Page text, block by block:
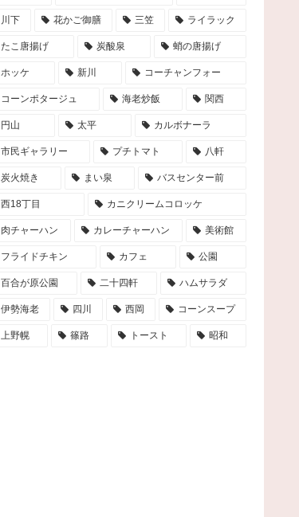
川下 花かご御膳 三笠 ライラック
たこ唐揚げ 炭酸泉 蛸の唐揚げ
ホッケ 新川 コーチャンフォー
コーンポタージュ 海老炒飯 関西
円山 太平 カルボナーラ
市民ギャラリー プチトマト 八軒
炭火焼き まい泉 バスセンター前
西18丁目 カニクリームコロッケ
肉チャーハン カレーチャーハン 美術館
フライドチキン カフェ 公園
百合が原公園 二十四軒 ハムサラダ
伊勢海老 四川 西岡 コーンスープ
上野幌 篠路 トースト 昭和